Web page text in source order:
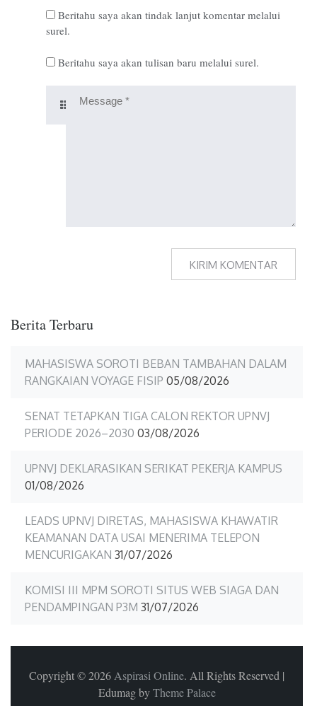
Beritahu saya akan tindak lanjut komentar melalui
surel.
Beritahu saya akan tulisan baru melalui surel.
Berita Terbaru
MAHASISWA SOROTI BEBAN TAMBAHAN DALAM
RANGKAIAN VOYAGE FISIP 05/08/2026
SENAT TETAPKAN TIGA CALON REKTOR UPNVJ
PERIODE 2026–2030 03/08/2026
UPNVJ DEKLARASIKAN SERIKAT PEKERJA KAMPUS
01/08/2026
LEADS UPNVJ DIRETAS, MAHASISWA KHAWATIR
KEAMANAN DATA USAI MENERIMA TELEPON
MENCURIGAKAN 31/07/2026
KOMISI III MPM SOROTI SITUS WEB SIAGA DAN
PENDAMPINGAN P3M 31/07/2026
Copyright © 2026 Aspirasi Online. All Rights Reserved |
Edumag byTheme Palace